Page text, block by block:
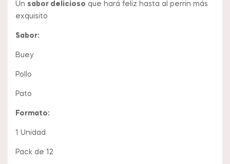
Un sabor delicioso que hará feliz hasta al perrin más
exquisito
Sabor:
Buey
Pollo
Pato
Formato:
1 Unidad
Pack de 12